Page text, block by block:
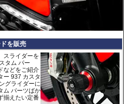
を販売
スライダーを
タム パー
などをご紹介
ー 937 カスタ
グライダーに
ム パーツばか
揃えたい定番